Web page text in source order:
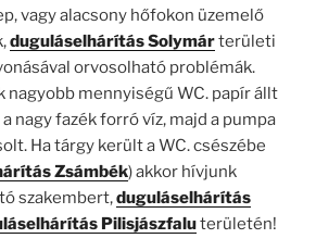
vagy alacsony hőfokon üzemelő
duguláselhárítás Solymárterületi
orvosolható problémák.
nagyobb mennyiségű WC. papír állt
nagy fazék forró víz, majd a pumpa
Ha tárgy került a WC. csészébe
Zsámbék) akkor hívjunk
szakembert,duguláselhárítás
Pilisjászfaluterületén!